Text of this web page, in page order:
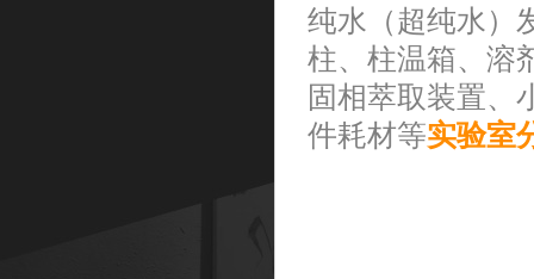
纯水（超纯水）
柱、柱温箱、溶
固相萃取装置、
件耗材等实验室